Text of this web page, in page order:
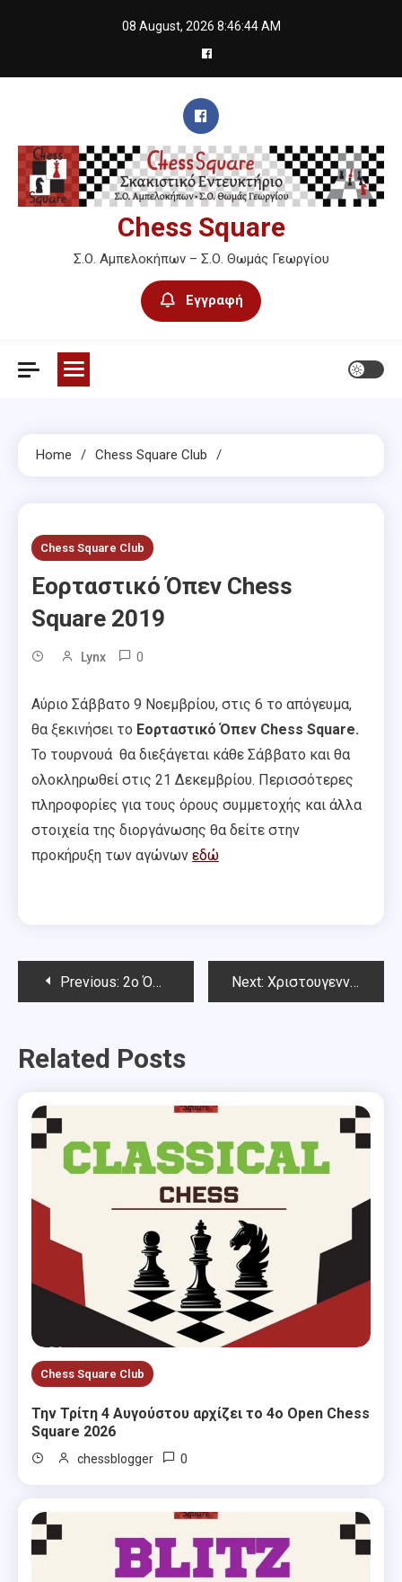
08 August, 2026 8:46:45 AM
Chess Square
Σ.Ο. Αμπελοκήπων – Σ.Ο. Θωμάς Γεωργίου
Εγγραφή
Home Chess Square Club
Chess Square Club
Εορταστικό Όπεν Chess
Square 2019
Lynx 0
Αύριο Σάββατο 9 Νοεμβρίου, στις 6 το απόγευμα,
θα ξεκινήσει το Εορταστικό Όπεν Chess Square.
Το τουρνουά θα διεξάγεται κάθε Σάββατο και θα
ολοκληρωθεί στις 21 Δεκεμβρίου. Περισσότερες
πληροφορίες για τους όρους συμμετοχής και άλλα
στοιχεία της διοργάνωσης θα δείτε στην
προκήρυξη των αγώνων εδώ
PostPrevious: 2o Όπεν “Γιάννης Σταματόπουλος” Next: Χριστουγεννιάτικο Παιδικό – Νεανικό Rapid Chess Square 2019
Related Posts
Chess Square Club
Την Τρίτη 4 Αυγούστου αρχίζει το 4ο Open Chess
Square 2026
chessblogger 0